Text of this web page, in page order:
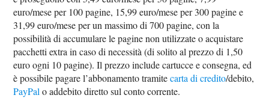
euro/mese per 100 pagine, 15,99 euro/mese per 300 pagine e
31,99 euro/mese per un massimo di 700 pagine, con la
possibilità di accumulare le pagine non utilizzate o acquistare
pacchetti extra in caso di necessità (di solito al prezzo di 1,50
euro ogni 10 pagine). Il prezzo include cartucce e consegna, ed
è possibile pagare l’abbonamento tramitecarta di credito/debito,
PayPal o addebito diretto sul conto corrente.